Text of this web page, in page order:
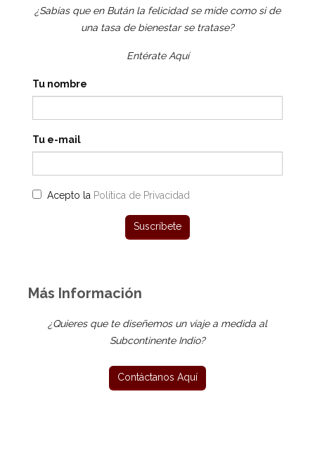
¿Sabías que en Bután la felicidad se mide como si de
una tasa de bienestar se tratase?
Entérate Aquí
Tu nombre
Tu e-mail
Acepto la Política de Privacidad
Más Información
¿Quieres que te diseñemos un viaje a medida al
Subcontinente Indio?